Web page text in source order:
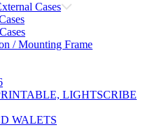
Cases
/ Mounting Frame
LIGHTSCRIBE
WALETS